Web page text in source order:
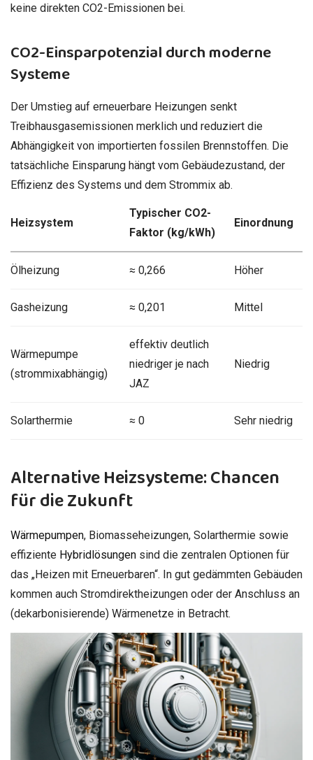
keine direkten CO2-Emissionen bei.
CO2-Einsparpotenzial durch moderne
Systeme
Der Umstieg auf erneuerbare Heizungen senkt
Treibhausgasemissionen merklich und reduziert die
Abhängigkeit von importierten fossilen Brennstoffen. Die
tatsächliche Einsparung hängt vom Gebäudezustand, der
Effizienz des Systems und dem Strommix ab.
Heizsystem
Typischer CO2-
Faktor (kg/kWh)
Einordnung
Ölheizung ≈ 0,266 Höher
Gasheizung ≈ 0,201 Mittel
Wärmepumpe
(strommixabhängig)
effektiv deutlich
niedriger je nach
JAZ
Niedrig
Solarthermie ≈ 0 Sehr niedrig
Alternative Heizsysteme: Chancen
für die Zukunft
Wärmepumpen, Biomasseheizungen, Solarthermie sowie
effiziente Hybridlösungen sind die zentralen Optionen für
das „Heizen mit Erneuerbaren“. In gut gedämmten Gebäuden
kommen auch Stromdirektheizungen oder der Anschluss an
(dekarbonisierende) Wärmenetze in Betracht.